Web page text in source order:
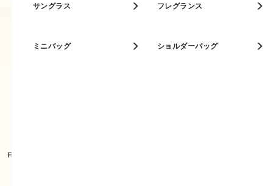
ミニバッグ ショルダーバッグ
キーケース パスケース
サングラス フレグランス
Furla Tonie ショルダーバッグ